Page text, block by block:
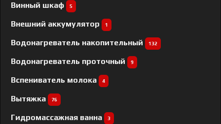
Винный шкаф 5
Внешний аккумулятор 1
Водонагреватель накопительный 132
Водонагреватель проточный 9
Вспениватель молока 4
Вытяжка 76
Гидромассажная ванна 3